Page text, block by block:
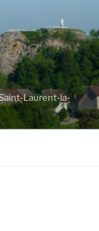
Laurent-la-